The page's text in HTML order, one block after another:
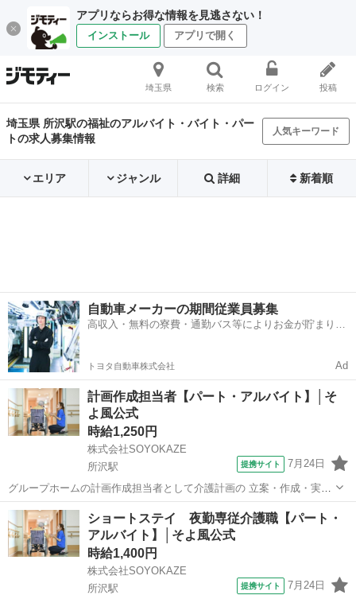
アプリならお得な情報を見逃さない！
インストール アプリで開く
埼玉県 検索 ログイン 投稿
埼玉県 所沢駅の福祉のアルバイト・バイト・パー
トの求人募集情報
人気キーワード
エリア ジャンル 詳細 新着順
自動車メーカーの期間従業員募集
高収入・無料の寮費・通勤バス等によりお金が貯まりや
トヨタ自動車株式会社 Ad
計画作成担当者【パート・アルバイト】│そ
よ風公式
時給1,250円
株式会社SOYOKAZE
所沢駅
提携サイト 7月24日
グループホームの計画作成担当者として介護計画の 立案・作成・実
施・見直し業務となります ・ご家族・病院の報告・連絡・相談 ・入退
去・介護保険認定の手続き等 ・身体介助、レクリエーション実施、介
護記録記入 ・食事の調理・盛り付...
埼玉 所沢市 所沢駅 ケアマネージャー
ショートステイ 夜勤専従介護職【パート・
アルバイト】│そよ風公式
時給1,400円
株式会社SOYOKAZE
所沢駅
提携サイト 7月24日